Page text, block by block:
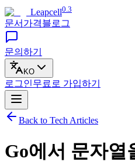
Leapcell0.3
문서 가격블로그
문의하기
KO
로그인무료로 가입하기
Back to Tech Articles
Go에서 문자열